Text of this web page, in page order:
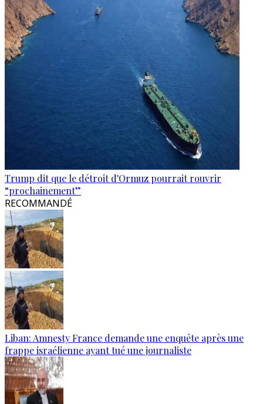
Trump dit que le détroit d'Ormuz pourrait rouvrir
“prochainement”
RECOMMANDÉ
Liban: Amnesty France demande une enquête après une
frappe israélienne ayant tué une journaliste